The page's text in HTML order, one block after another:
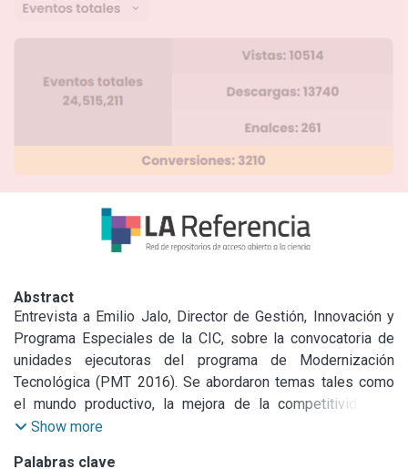
Abstract
Entrevista a Emilio Jalo, Director de Gestión, Innovación y
Programa Especiales de la CIC, sobre la convocatoria de
unidades ejecutoras del programa de Modernización
Tecnológica (PMT 2016). Se abordaron temas tales como
el mundo productivo, la mejora de la competitividad, la
cooperación entre empresas e institutos tecnológicos y el
Show more
Palabras clave